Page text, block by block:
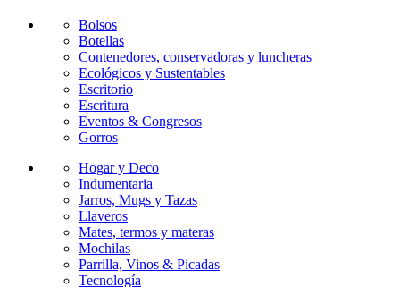
Bolsos
Botellas
Contenedores, conservadoras y luncheras
Ecológicos y Sustentables
Escritorio
Escritura
Eventos & Congresos
Gorros
Hogar y Deco
Indumentaria
Jarros, Mugs y Tazas
Llaveros
Mates, termos y materas
Mochilas
Parrilla, Vinos & Picadas
Tecnología